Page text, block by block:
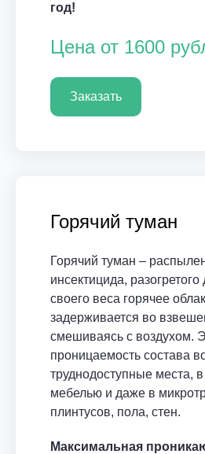
год!
Цена от 1600
Заказать
Горячий туман
Горячий туман –
инсектицида, разогретого
своего веса горячее
задерживается во
смешиваясь с воздухом.
проницаемость состава
труднодоступные места,
мебелью и даже в
плинтусов, пола, стен.
Максимальная